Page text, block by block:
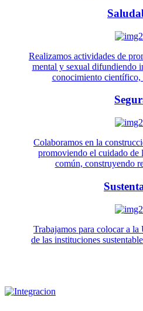
Realizamos actividades de
mental y sexual difundiendo
conocimiento científico,
Colaboramos en la
promoviendo el cuidado
común, construyendo
Trabajamos para colocar a
de las instituciones